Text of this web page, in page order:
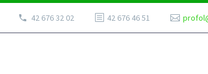
42 676 32 02 42 676 46 51